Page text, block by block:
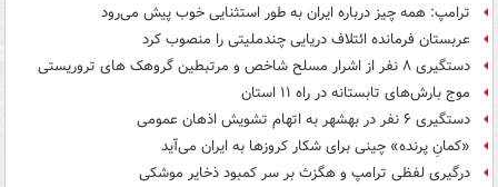
ترامپ: همه چیز درباره ایران به طور استثنایی خوب پیش می‌رود
عربستان فرمانده ائتلاف دریایی چندملیتی را منصوب کرد
دستگیری ۸ نفر از اشرار مسلح شاخص و مرتبطین گروهک های تروریستی
موج بارش‌های تابستانه در راه ۱۱ استان
دستگیری ۶ نفر در بهشهر به اتهام تشویش اذهان عمومی
«کمانِ پرنده» چینی برای شکار کروزها به ایران می‌آید
درگیری لفظی ترامپ و هگزث بر سر کمبود ذخایر موشکی